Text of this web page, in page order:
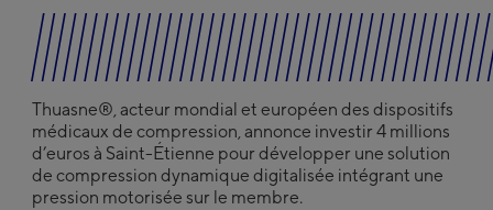
Thuasne®, acteur mondial et européen des dispositifs
médicaux de compression, annonce investir 4 millions
d’euros à Saint-Étienne pour développer une solution
de compression dynamique digitalisée intégrant une
pression motorisée sur le membre.